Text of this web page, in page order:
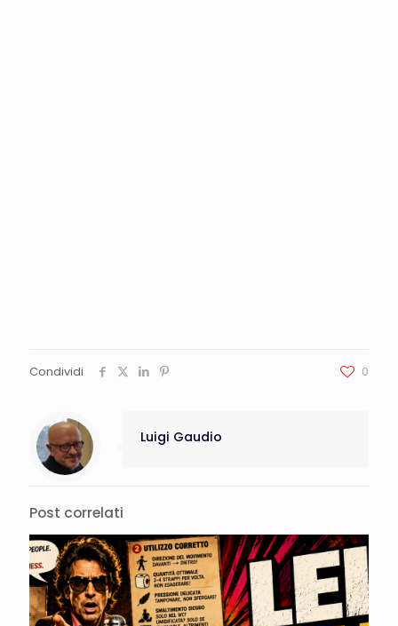
Condividi 0
Luigi Gaudio
Post correlati